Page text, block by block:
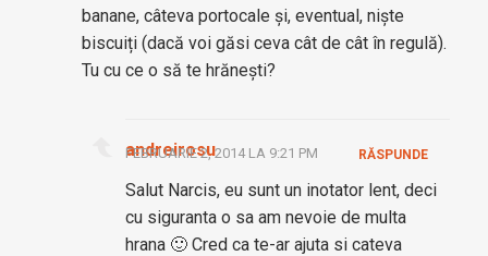
banane, câteva portocale și, eventual, niște
biscuiți (dacă voi găsi ceva cât de cât în regulă).
Tu cu ce o să te hrănești?
andreirosu
FEBRUARIE 2, 2014 LA 9:21 PM
Salut Narcis, eu sunt un inotator lent, deci
cu siguranta o sa am nevoie de multa
hrana 🙂 Cred ca te-ar ajuta si cateva
RĂSPUNDE